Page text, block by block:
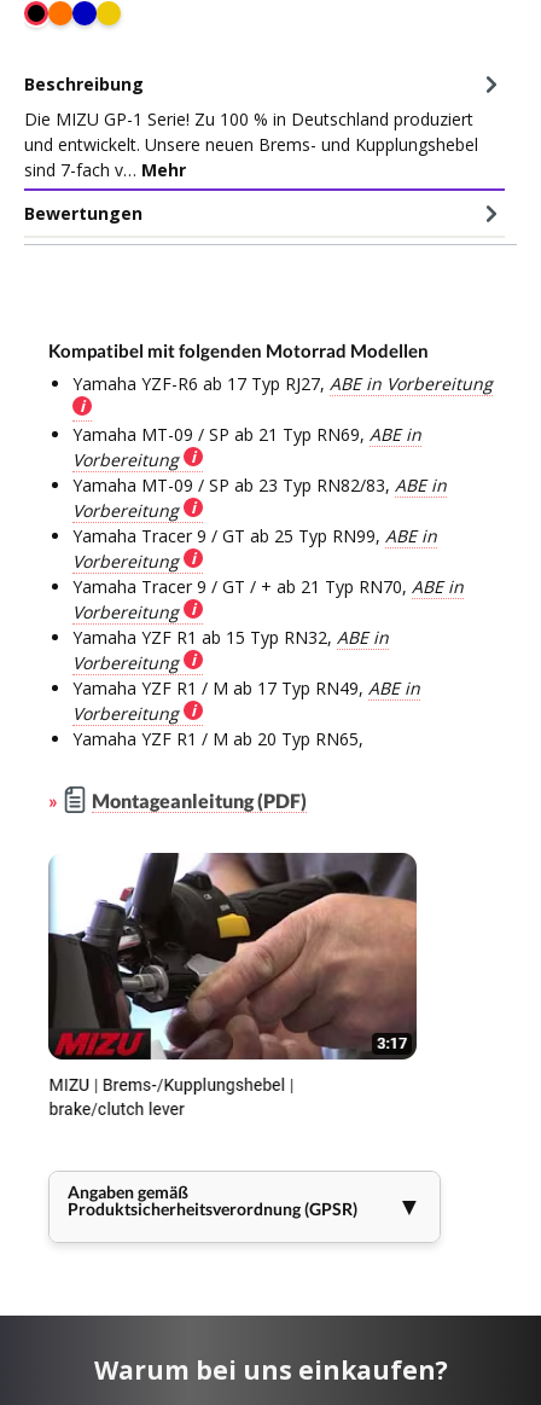
Beschreibung
Die MIZU GP-1 Serie! Zu 100 % in Deutschland produziert
und entwickelt. Unsere neuen Brems- und Kupplungshebel
sind 7-fach v… Mehr
Bewertungen
Kompatibel mit folgenden Motorrad Modellen
Yamaha YZF-R6 ab 17 Typ RJ27, ABE in Vorbereitung
Yamaha MT-09 / SP ab 21 Typ RN69, ABE in
Vorbereitung
Yamaha MT-09 / SP ab 23 Typ RN82/83, ABE in
Vorbereitung
Yamaha Tracer 9 / GT ab 25 Typ RN99, ABE in
Vorbereitung
Yamaha Tracer 9 / GT / + ab 21 Typ RN70, ABE in
Vorbereitung
Yamaha YZF R1 ab 15 Typ RN32, ABE in
Vorbereitung
Yamaha YZF R1 / M ab 17 Typ RN49, ABE in
Vorbereitung
Yamaha YZF R1 / M ab 20 Typ RN65,
» Montageanleitung (PDF)
Angaben gemäß
Produktsicherheitsverordnung (GPSR)
▼
Warum bei uns einkaufen?